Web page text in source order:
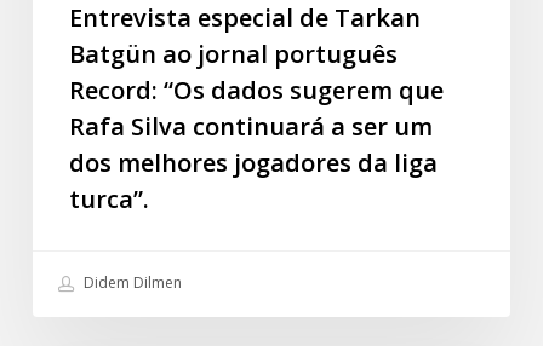
continuará
jogadores
Entrevista especial de Tarkan
Batgün ao jornal português
Record: “Os dados sugerem que
Rafa Silva continuará a ser um
dos melhores jogadores da liga
turca”.
Didem Dilmen